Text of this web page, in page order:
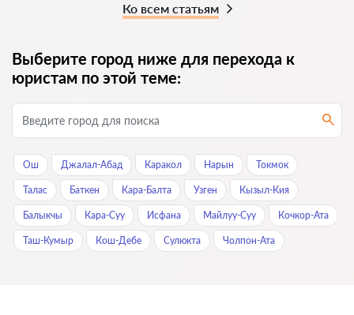
Ко всем статьям
Выберите город ниже для перехода к
юристам по этой теме:
Ош Джалал-Абад Каракол Нарын Токмок
Талас Баткен Кара-Балта Узген Кызыл-Кия
Балыкчы Кара-Суу Исфана Майлуу-Суу Кочкор-Ата
Таш-Кумыр Кош-Дебе Сулюкта Чолпон-Ата